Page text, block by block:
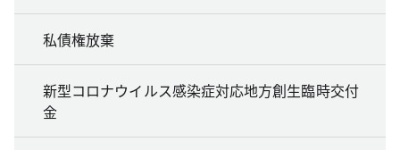
私債権放棄
新型コロナウイルス感染症対応地方創生臨時交付
金